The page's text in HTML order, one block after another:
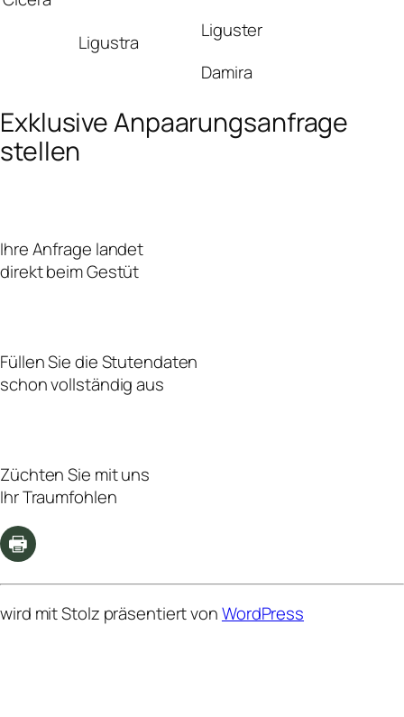
Ligustra
Liguster
Damira
Exklusive Anpaarungsanfrage
stellen
Ihre Anfrage landet
direkt beim Gestüt
Füllen Sie die Stutendaten
schon vollständig aus
Züchten Sie mit uns
Ihr Traumfohlen
wird mit Stolz präsentiert vonWordPress